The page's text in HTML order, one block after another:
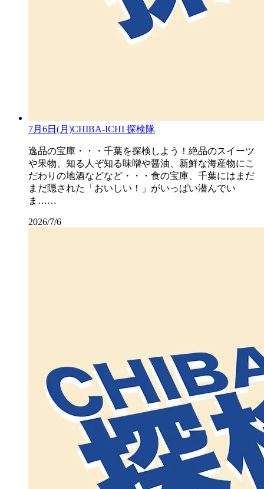
7月6日(月)CHIBA-ICHI 探検隊
逸品の宝庫・・・千葉を探検しよう！絶品のスイーツ
や果物、知る人ぞ知る味噌や醤油、新鮮な海産物にこ
だわりの地酒などなど・・・食の宝庫、千葉にはまだ
まだ隠された「おいしい！」がいっぱい潜んでい
ま……
2026/7/6